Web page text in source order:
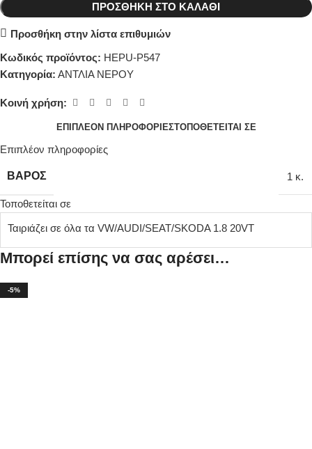
ΠΡΟΣΘΉΚΗ ΣΤΟ ΚΑΛΆΘΙ
Προσθήκη στην λίστα επιθυμιών
Κωδικός προϊόντος: HEPU-P547
Κατηγορία: ΑΝΤΛΙΑ ΝΕΡΟΥ
Κοινή χρήση:
ΕΠΙΠΛΈΟΝ ΠΛΗΡΟΦΟΡΊΕΣΤΟΠΟΘΕΤΕΊΤΑΙ ΣΕ
Επιπλέον πληροφορίες
ΒΆΡΟΣ 1 κ.
Τοποθετείται σε
Ταιριάζει σε όλα τα VW/AUDI/SEAT/SKODA 1.8 20VT
Μπορεί επίσης να σας αρέσει…
-5%